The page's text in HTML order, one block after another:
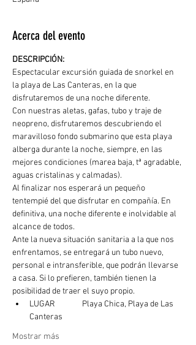
Acerca del evento
DESCRIPCIÓN:
Espectacular excursión guiada de snorkel en
la playa de Las Canteras, en la que
disfrutaremos de una noche diferente.
Con nuestras aletas, gafas, tubo y traje de
neopreno, disfrutaremos descubriendo el
maravilloso fondo submarino que esta playa
alberga durante la noche, siempre, en las
mejores condiciones (marea baja, tª agradable,
aguas cristalinas y calmadas).
Al finalizar nos esperará un pequeño
tentempié del que disfrutar en compañía. En
definitiva, una noche diferente e inolvidable al
alcance de todos.
Ante la nueva situación sanitaria a la que nos
enfrentamos, se entregará un tubo nuevo,
personal e intransferible, que podrán llevarse
a casa. Si lo prefieren, también tienen la
posibilidad de traer el suyo propio.
LUGAR	  Playa Chica, Playa de Las
Canteras
Mostrar más